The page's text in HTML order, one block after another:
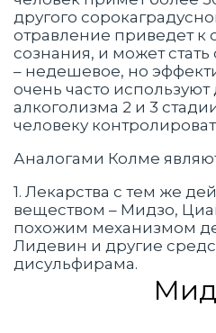
другого
отравление приведет к
сознания, и может
– недешевое, но
очень часто
алкоголизма 2 и 3
человеку
Аналогами Колме
1. Лекарства с тем же
веществом – Мидзо,
похожим механизмом
Лидевин и другие
дисульфирама.